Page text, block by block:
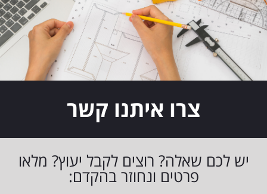
צרו איתנו קשר
יש לכם שאלה? רוצים לקבל יעוץ? מלאו
פרטים ונחוזר בהקדם: